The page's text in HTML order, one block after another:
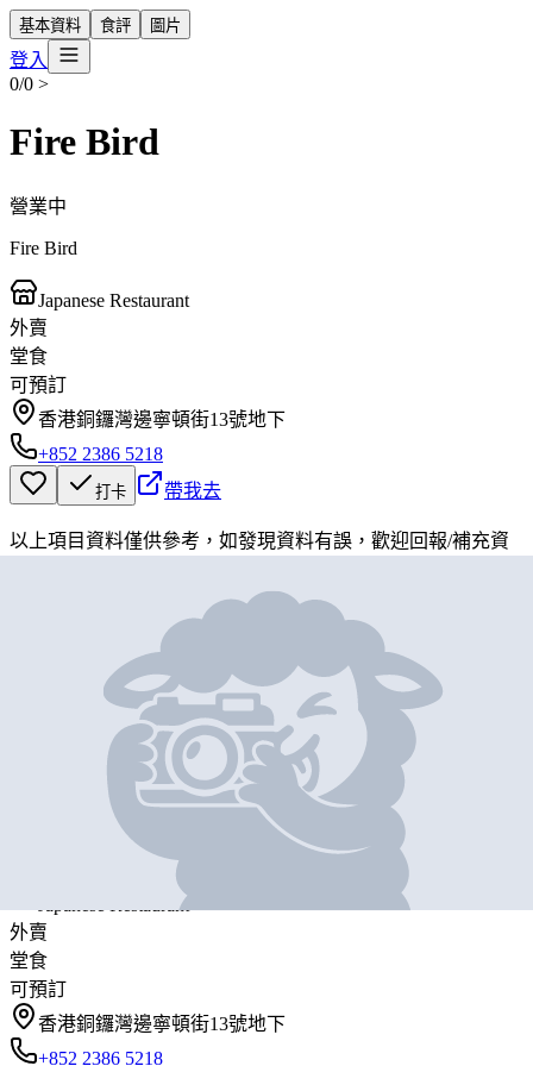
基本資料 食評 圖片
登入
0/0 >
Fire Bird
營業中
Fire Bird
Japanese Restaurant
外賣
堂食
可預訂
香港銅鑼灣邊寧頓街13號地下
+852 2386 5218
打卡 帶我去
以上項目資料僅供參考，如發現資料有誤，歡迎回報/補充資
Fire Bird
Japanese Restaurant
外賣
堂食
可預訂
香港銅鑼灣邊寧頓街13號地下
+852 2386 5218